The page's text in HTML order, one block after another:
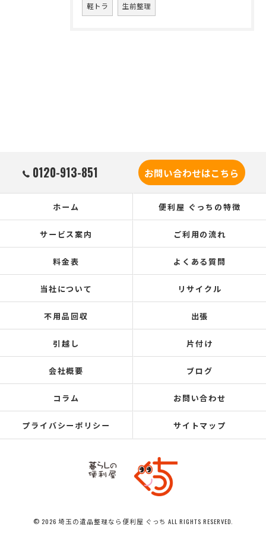
軽トラ 生前整理
0120-913-851 お問い合わせはこちら
ホーム 便利屋 ぐっちの特徴
サービス案内 ご利用の流れ
料金表 よくある質問
当社について リサイクル
不用品回収 出張
引越し 片付け
会社概要 ブログ
コラム お問い合わせ
プライバシーポリシー サイトマップ
© 2026 埼玉の遺品整理なら便利屋 ぐっち ALL RIGHTS RESERVED.